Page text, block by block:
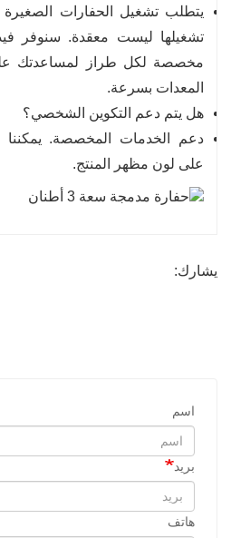
يتطلب تشغيل الحفارات الصغيرة
تشغيلها ليست معقدة. سنوفر
مخصصة لكل طراز لمساعدتك
المعدات بسرعة.
هل يتم دعم التكوين الشخصي؟
دعم الخدمات المخصصة. يمكننا
على لون مظهر المنتج.
يشارك:
اسم
بريد
هاتف